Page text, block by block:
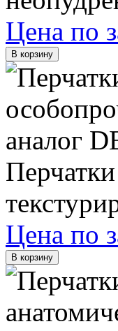
Цена по
В корзину
Цена по
В корзину